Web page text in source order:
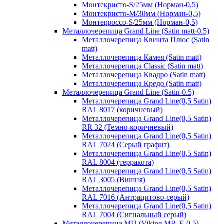
Монтекристо-S/25мм (Норман-0,5)
Монтекристо-M/30мм (Норман-0,5)
Монтерроссо-S/25мм (Норман-0,5)
Металлочерепица Grand Line (Satin matt-0.5)
Металлочерепица Квинта Плюс (Satin
matt)
Металлочерепица Камея (Satin matt)
Металлочерепица Classic (Satin matt)
Металлочерепица Квадро (Satin matt)
Металлочерепица Кредо (Satin matt)
Металлочерепица Grand Line (Satin-0.5)
Металлочерепица Grand Line(0,5 Satin)
RAL 8017 (коричневый)
Металлочерепица Grand Line(0,5 Satin)
RR 32 (Темно-коричневый)
Металлочерепица Grand Line(0,5 Satin)
RAL 7024 (Серый графит)
Металлочерепица Grand Line(0,5 Satin)
RAL 8004 (терракота)
Металлочерепица Grand Line(0,5 Satin)
RAL 3005 (Вишня)
Металлочерепица Grand Line(0,5 Satin)
RAL 7016 (Антрацитово-серый)
Металлочерепица Grand Line(0,5 Satin)
RAL 7004 (Сигнальный серый)